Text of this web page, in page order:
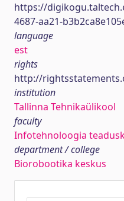
https://
4687-aa21-
language
est
rights
http://
institution
Tallinna Tehnikaülikool
faculty
Infotehnoloogia
department / college
Biorobootika keskus